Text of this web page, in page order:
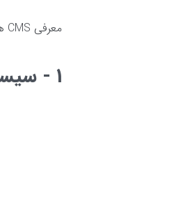
معرفی CMS های مطرح مثل وردپرس ، جوملا و دروپال
1 - سیستم مدیریت محتوای وردپرس WordPress